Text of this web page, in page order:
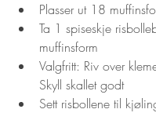
Plasser ut 18
Ta 1 spiseskje
muffinsform
Valgfritt: Riv over
Skyll skallet godt
Sett risbollene til